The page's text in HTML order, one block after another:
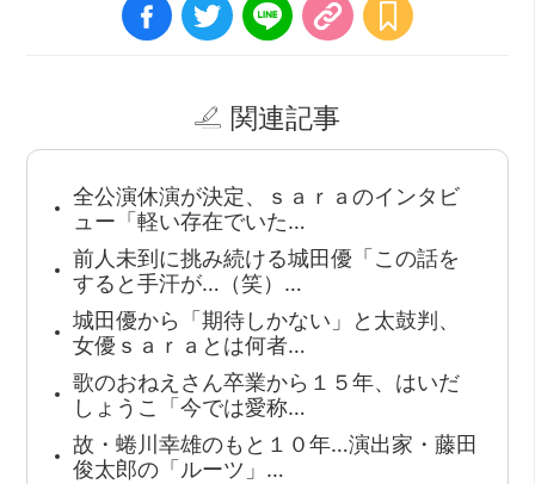
関連記事
全公演休演が決定、ｓａｒａのインタビ
ュー「軽い存在でいた…
前人未到に挑み続ける城田優「この話を
すると手汗が…（笑）…
城田優から「期待しかない」と太鼓判、
女優ｓａｒａとは何者…
歌のおねえさん卒業から１５年、はいだ
しょうこ「今では愛称…
故・蜷川幸雄のもと１０年…演出家・藤田
俊太郎の「ルーツ」…